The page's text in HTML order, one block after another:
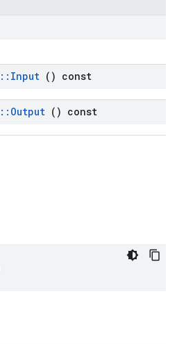
:: Input () const
:: Output () const